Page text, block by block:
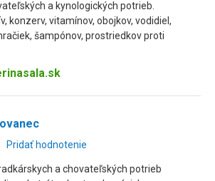
a kynologických potrieb.
konzerv, vitamínov, obojkov, vodidiel,
šampónov, prostriedkov proti
Pridať hodnotenie
a chovateľských potrieb